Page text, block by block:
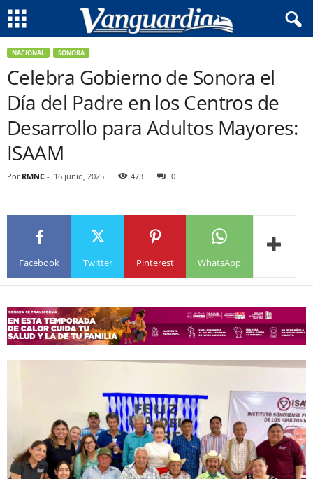
NACIONAL SONORA
Celebra Gobierno de Sonora el
Día del Padre en los Centros de
Desarrollo para Adultos Mayores:
ISAAM
Por RMNC - 16 junio, 2025 473 0
Facebook Twitter Pinterest WhatsApp